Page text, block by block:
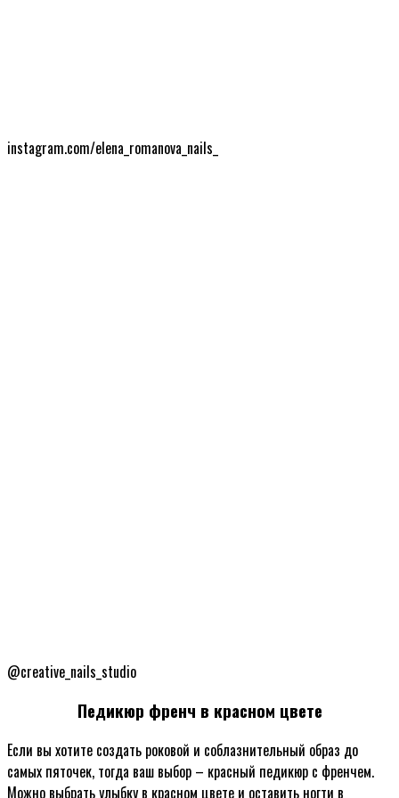
instagram.com/elena_romanova_nails_
@creative_nails_studio
Педикюр френч в красном цвете
Если вы хотите создать роковой и соблазнительный образ до
самых пяточек, тогда ваш выбор – красный педикюр с френчем.
Можно выбрать улыбку в красном цвете и оставить ногти в